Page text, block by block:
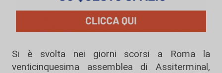
Si è svolta nei giorni scorsi a Roma la
venticinquesima assemblea di Assiterminal,